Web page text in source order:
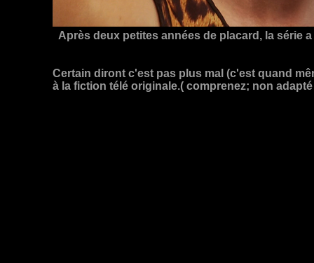
Après deux petites années de placard, la série
Certain diront c'est pas plus mal (c'est quand
à la fiction télé originale.( comprenez; non